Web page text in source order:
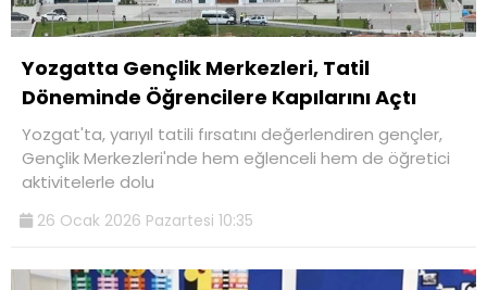
Yozgatta Gençlik Merkezleri, Tatil
Döneminde Öğrencilere Kapılarını Açtı
Yozgat'ta, yarıyıl tatili fırsatını değerlendiren gençler,
Gençlik Merkezleri'nde hem eğlenceli hem de öğretici
aktivitelerle dolu
26 Ocak 2026 Pazartesi 10:35